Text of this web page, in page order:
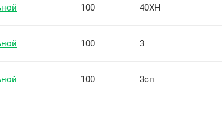
100 40ХН
100 3
100 3сп